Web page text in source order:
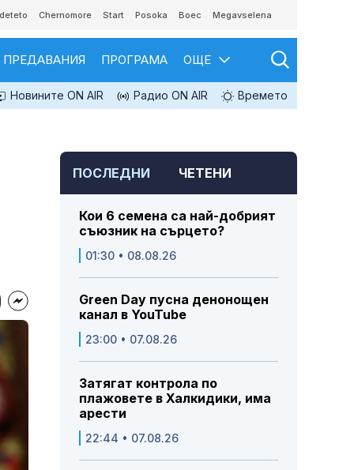
Chernomore Start Posoka Boec Megavselena
ПРЕДАВАНИЯ ПРОГРАМА ОЩЕ
Новините ON AIR Радио ON AIR Времето
ПОСЛЕДНИ ЧЕТЕНИ
Кои 6 семена са най-добрият
съюзник на сърцето?
01:30 • 08.08.26
Green Day пусна денонощен
канал в YouTube
23:00 • 07.08.26
Затягат контрола по
плажовете в Халкидики, има
арести
22:44 • 07.08.26